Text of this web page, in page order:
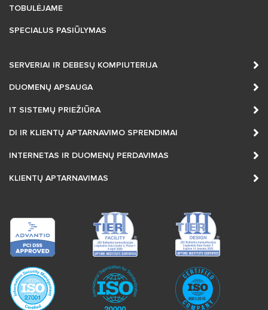
TOBULĖJAME
SPECIALUS PASIŪLYMAS
SERVERIAI IR DEBESŲ KOMPIUTERIJA
DUOMENŲ APSAUGA
IT SISTEMŲ PRIEŽIŪRA
DI IR KLIENTŲ APTARNAVIMO SPRENDIMAI
INTERNETAS IR DUOMENŲ PERDAVIMAS
KLIENTŲ APTARNAVIMAS